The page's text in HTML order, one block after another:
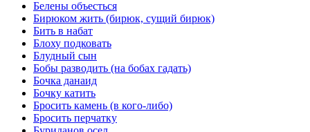
Белены объесться
Бирюком жить (бирюк, сущий бирюк)
Бить в набат
Блоху подковать
Блудный сын
Бобы разводить (на бобах гадать)
Бочка данаид
Бочку катить
Бросить камень (в кого-либо)
Бросить перчатку